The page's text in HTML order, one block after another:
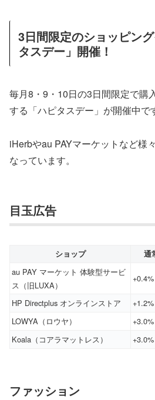
3日間限定のショッピン
タスデー」開催！
毎月8・9・10日の3日間限定で購
する「ハピタスデー」が開催中で
iHerbやau PAYマーケットなど様
なっています。
目玉広告
ショップ 通
au PAY マーケット 体験型サービ
ス（旧LUXA）
+0.4%
HP Directplus オンラインストア +1.2%
LOWYA（ロウヤ）
+3.0%
Koala（コアラマットレス）
+3.0%
ファッション